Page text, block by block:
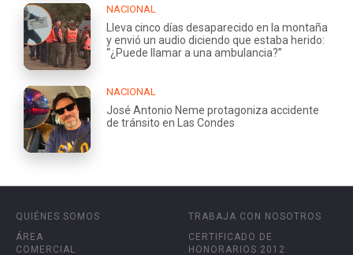
NACIONAL
Lleva cinco días desaparecido en la montaña
y envió un audio diciendo que estaba herido:
“¿Puede llamar a una ambulancia?”
NACIONAL
José Antonio Neme protagoniza accidente
de tránsito en Las Condes
QUIÉNES SOMOS
ÁREA
COMERCIAL
TRABAJA CON NOSOTROS
CERTIFICADO DE
HONORARIOS 2012